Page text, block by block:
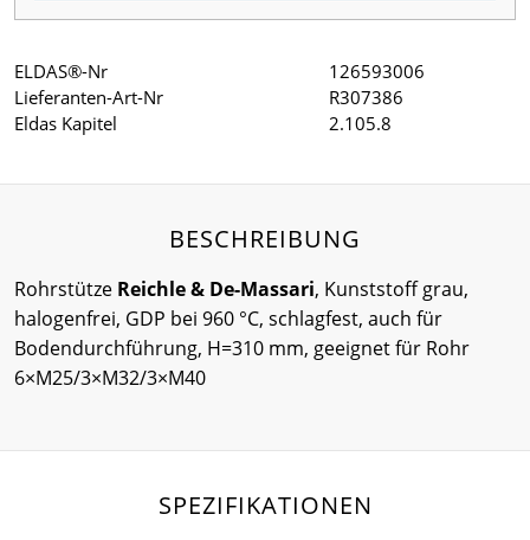
ELDAS®-Nr
126593006
Lieferanten-Art-Nr
R307386
Eldas Kapitel
2.105.8
BESCHREIBUNG
Rohrstütze Reichle & De-Massari, Kunststoff grau,
halogenfrei, GDP bei 960 °C, schlagfest, auch für
Bodendurchführung, H=310 mm, geeignet für Rohr
6×M25/3×M32/3×M40
SPEZIFIKATIONEN